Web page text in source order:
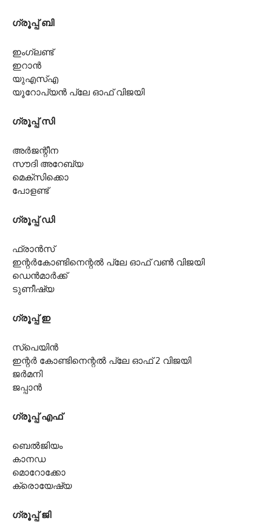
ഗ്രൂപ്പ് ബി
ഇംഗ്ലണ്ട്
ഇറാൻ
യുഎസ്എ
യൂറോപ്യൻ പ്ലേ ഓഫ് വിജയി
ഗ്രൂപ്പ് സി
അർജന്റീന
സൗദി അറേബ്യ
മെക്‌സിക്കൊ
പോളണ്ട്
ഗ്രൂപ്പ് ഡി
ഫ്രാൻസ്
ഇന്റർകോണ്ടിനെന്റൽ പ്ലേ ഓഫ് വൺ വിജയി
ഡെൻമാർക്ക്
ടുണീഷ്യ
ഗ്രൂപ്പ് ഇ
സ്പെയിൻ
ഇന്റർ കോണ്ടിനെന്റൽ പ്ലേ ഓഫ് 2 വിജയി
ജർമനി
ജപ്പാൻ
ഗ്രൂപ്പ് എഫ്
ബെൽജിയം
കാനഡ
മൊറോക്കോ
ക്രൊയേഷ്യ
ഗ്രൂപ്പ് ജി